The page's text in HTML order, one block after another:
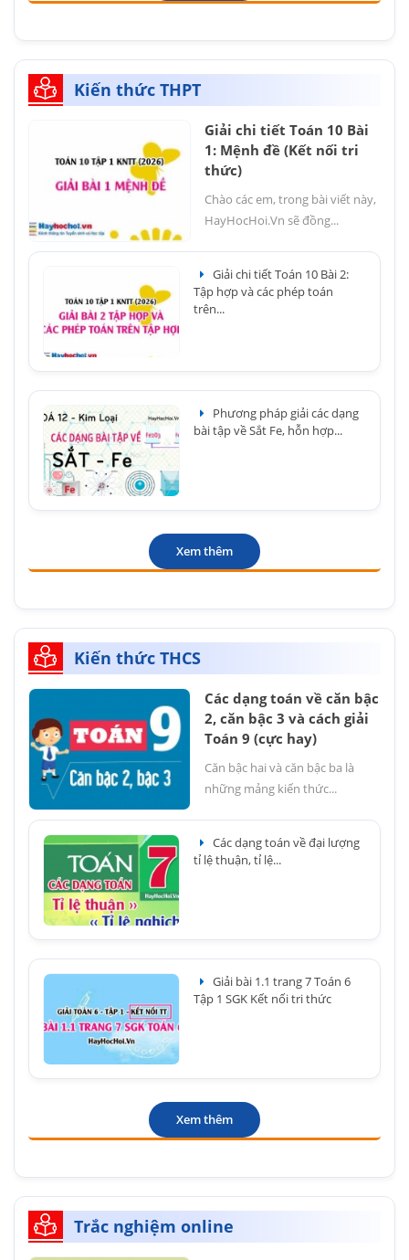
Kiến thức THPT
Giải chi tiết Toán 10 Bài
1: Mệnh đề (Kết nối tri
thức)
Chào các em, trong bài viết này,
HayHocHoi.Vn sẽ đồng...
Giải chi tiết Toán 10 Bài 2:
Tập hợp và các phép toán
trên...
Phương pháp giải các dạng
bài tập về Sắt Fe, hỗn hợp...
Xem thêm
Kiến thức THCS
Các dạng toán về căn bậc
2, căn bậc 3 và cách giải
Toán 9 (cực hay)
Căn bậc hai và căn bậc ba là
những mảng kiến thức...
Các dạng toán về đại lượng
tỉ lệ thuận, tỉ lệ...
Giải bài 1.1 trang 7 Toán 6
Tập 1 SGK Kết nối tri thức
Xem thêm
Trắc nghiệm online